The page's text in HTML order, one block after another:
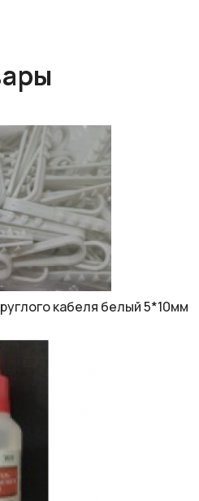
кабеля белый 5*10мм